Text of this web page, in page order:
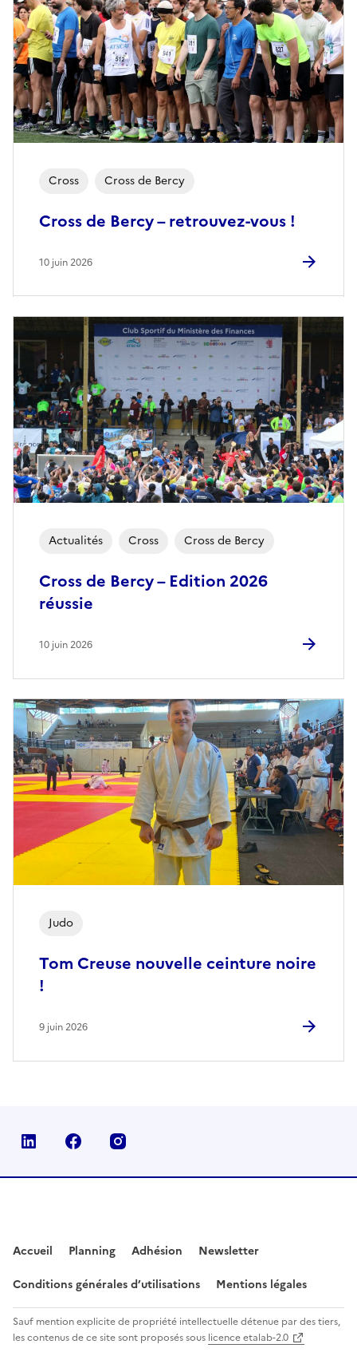
Cross de Bercy – retrouvez-vous !
Cross Cross de Bercy
10 juin 2026
Cross de Bercy – Edition 2026
réussie
Actualités Cross Cross de Bercy
10 juin 2026
Tom Creuse nouvelle ceinture noire
!
Judo
9 juin 2026
Linkedin Facebook
Accueil Planning Adhésion
Newsletter
Conditions générales d’utilisations
Mentions légales
Sauf mention explicite de propriété intellectuelle détenue par des tiers,
les contenus de ce site sont proposés sous licence etalab-2.0